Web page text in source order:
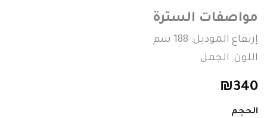
مواصفات السترة
إرتفاع الموديل: 188 سم
اللون: الجمل
₪340
الحجم